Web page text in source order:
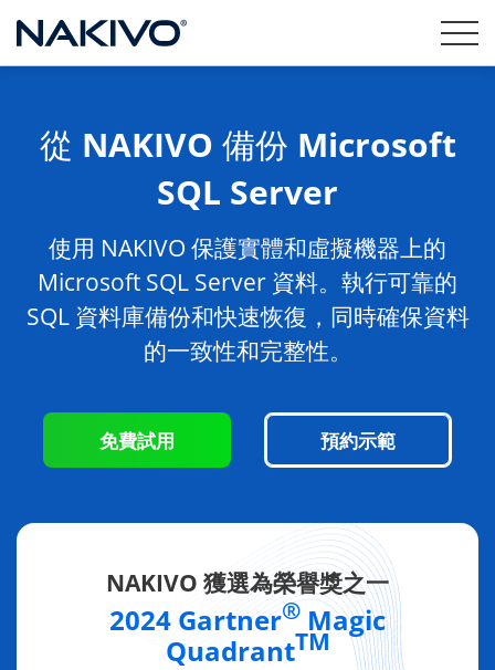
從 NAKIVO 備份 Microsoft
SQL Server
使用 NAKIVO 保護實體和虛擬機器上的
Microsoft SQL Server 資料。執行可靠的
SQL 資料庫備份和快速恢復，同時確保資料
的一致性和完整性。
免費試用 預約示範
NAKIVO 獲選為榮譽獎之一
2024 Gartner® Magic
QuadrantTM